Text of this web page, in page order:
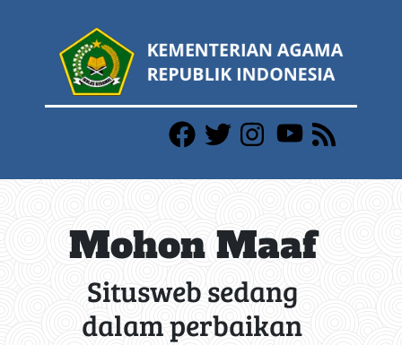
Mohon Maaf
Situsweb sedang
dalam perbaikan